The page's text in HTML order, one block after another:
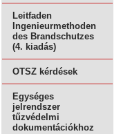
Leitfaden
Ingenieurmethoden
des Brandschutzes
(4. kiadás)
OTSZ kérdések
Egységes
jelrendszer
tűzvédelmi
dokumentációkhoz